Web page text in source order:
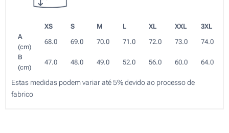
XS S M L XL XXL
3XL
A
(cm)
68.0 69.0 70.0 71.0 72.0 73.0
74.0
B
(cm)
47.0 48.0 49.0 52.0 56.0 60.0 64.0
Estas medidas podem variar até 5% devido ao processo de
fabrico